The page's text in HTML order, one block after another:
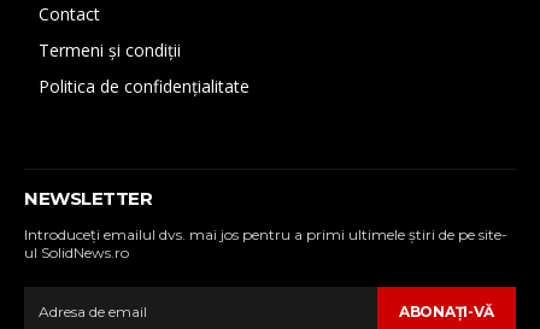
Contact
Termeni și condiții
Politica de confidențialitate
NEWSLETTER
Introduceţi emailul dvs. mai jos pentru a primi ultimele ştiri de pe site-
ul SolidNews.ro
ABONAŢI-VĂ